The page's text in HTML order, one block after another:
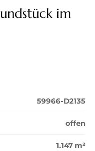
im
59966-D2135
offen
1.147 m²